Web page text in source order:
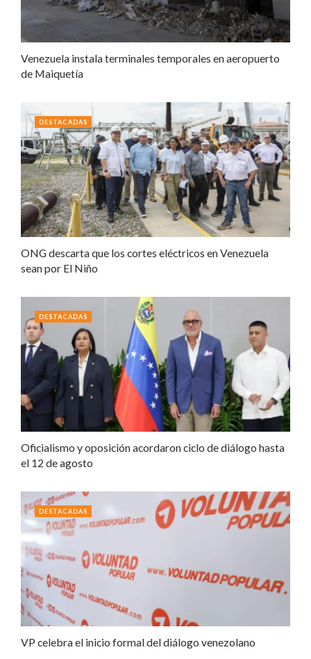
Venezuela instala terminales temporales en aeropuerto
de Maiquetía
ONG descarta que los cortes eléctricos en Venezuela
sean por El Niño
DESTACADAS
Oficialismo y oposición acordaron ciclo de diálogo hasta
el 12 de agosto
DESTACADAS
VP celebra el inicio formal del diálogo venezolano
DESTACADAS